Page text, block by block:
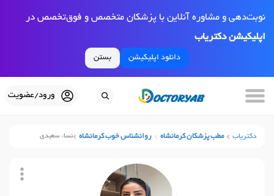
نوبت‌دهی و مشاوره آنلاین با پزشکان متخصص و فوق‌تخصص در
اپلیکیشن دکتریاب
دانلود اپلیکیشن بستن
ورود/عضویت
دکتریاب مطب پزشکان کرمانشاه روانشناس خوب کرمانشاه نساء سعیدی